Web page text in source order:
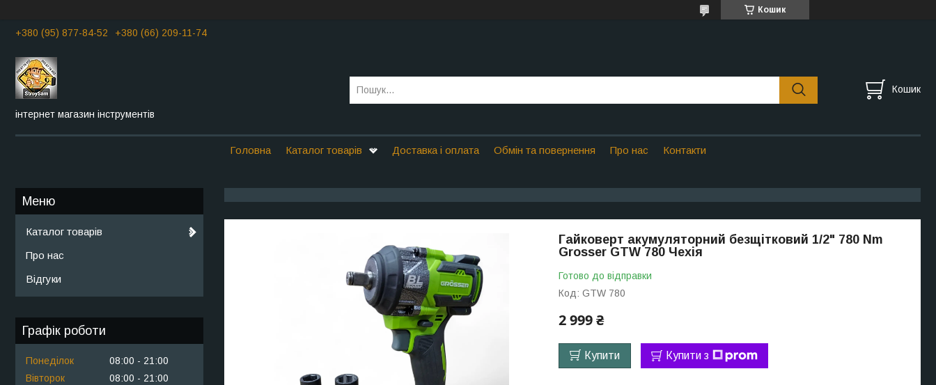
Кошик
+380 (95) 877-84-52 +380 (66) 209-11-74
інтернет магазин інструментів
Кошик
Головна Каталог товарів Доставка і оплата Обмін та повернення Про нас Контакти
Гайковерт акумуляторний безщітковий 1/2" 780 Nm
Grosser GTW 780 Чехія
Готово до відправки
Код: GTW 780
2 999 ₴
Купити Купити з
Каталог товарів
Про нас
Відгуки
Графік роботи
Понеділок 08:00
21:00
Вівторок
08:00
21:00